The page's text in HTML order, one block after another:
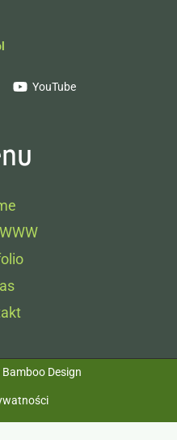
YouTube
Design